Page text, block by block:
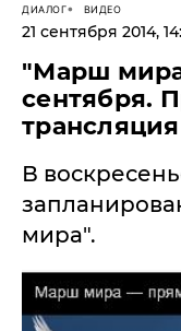
ДИАЛОГ ВИДЕО
21 сентября 2014,
"Марш
сентября.
трансляция
В
мира".